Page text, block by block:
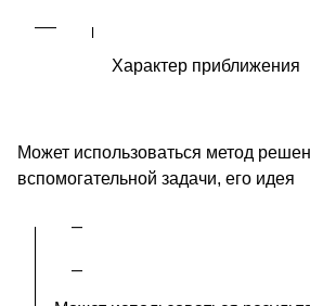
Характер приближения
Может использоваться метод
вспомогательной задачи, его идея